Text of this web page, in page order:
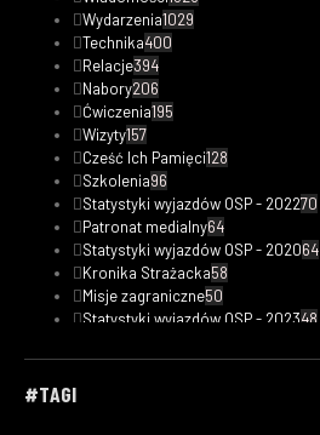
Wydarzenia1029
Technika400
Relacje394
Nabory206
Ćwiczenia195
Wizyty157
Cześć Ich Pamięci128
Szkolenia96
Statystyki wyjazdów OSP - 202270
Patronat medialny64
Statystyki wyjazdów OSP - 202064
Kronika Strażacka58
Misje zagraniczne50
Statystyki wyjazdów OSP - 202348
Fotorelacje33
#TAGI